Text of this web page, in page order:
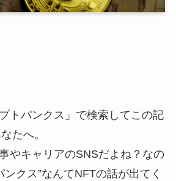
トパンクス」で検索してこの記
たへ。
やキャリアのSNSだよね？なの
ンクス”なんてNFTの話が出てく